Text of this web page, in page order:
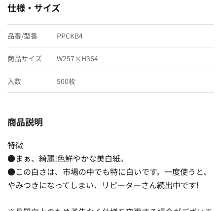
仕様・サイズ
品番/型番 PPCKB4
商品サイズ W257×H364
入数 500枚
商品説明
特徴
●まぁ、綺麗!色鮮やかな美白紙。
●この白さは、市場の中でも特に白いです。一度使うと、
やみつきになってしまい、リピーターさん続出中です!